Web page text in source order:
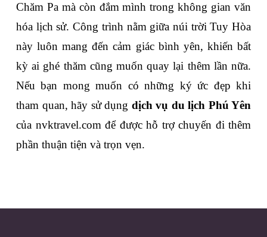
Chăm Pa mà còn đắm mình trong không gian văn
hóa lịch sử. Công trình nằm giữa núi trời Tuy Hòa
này luôn mang đến cảm giác bình yên, khiến bất
kỳ ai ghé thăm cũng muốn quay lại thêm lần nữa.
Nếu bạn mong muốn có những ký ức đẹp khi
tham quan, hãy sử dụng dịch vụ du lịch Phú Yên
của nvktravel.com để được hỗ trợ chuyến đi thêm
phần thuận tiện và trọn vẹn.